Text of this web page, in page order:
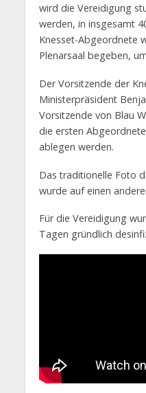
wird die Vereidigung
werden, in insgesamt
Knesset-Abgeordnete
Plenarsaal begeben,
Der Vorsitzende der
Ministerpräsident
Vorsitzende von Blau
die ersten
ablegen werden.
Das traditionelle Foto
wurde auf einen
Für die Vereidigung
Tagen gründlich